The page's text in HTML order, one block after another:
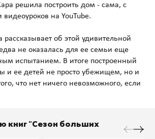
решила построить дом - сама, с
на YouTube.
рассказывает об этой удивительной
не оказалась для ее семьи еще
испытанием. В итоге построенный
и ее детей не просто убежищем, но и
что нет ничего невозможного, если
книг "Сезон больших